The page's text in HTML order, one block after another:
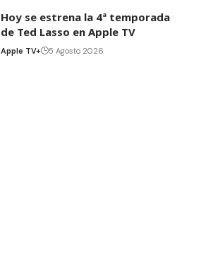
Hoy se estrena la 4ª temporada
de Ted Lasso en Apple TV
Apple TV+ 5 Agosto 2026